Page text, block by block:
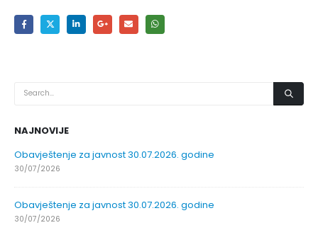
NAJNOVIJE
Obavještenje za javnost 30.07.2026. godine
30/07/2026
Obavještenje za javnost 30.07.2026. godine
30/07/2026